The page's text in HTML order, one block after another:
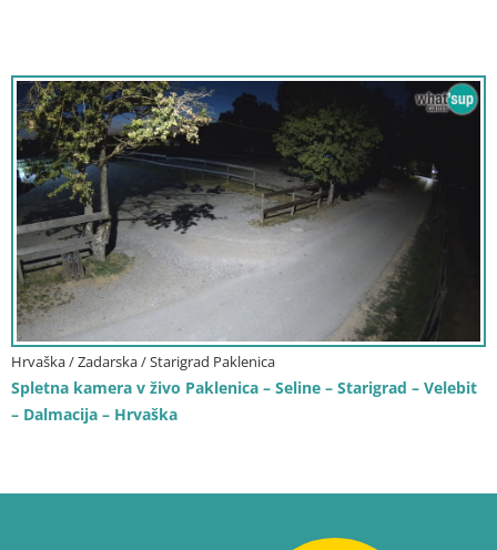
Hrvaška / Zadarska / Starigrad Paklenica
Spletna kamera v živo Paklenica – Seline – Starigrad – Velebit
– Dalmacija – Hrvaška